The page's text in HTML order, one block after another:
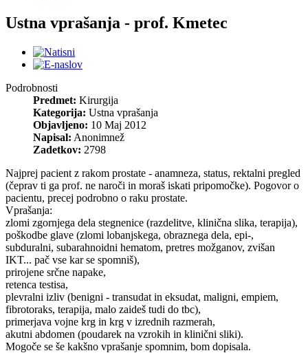
Ustna vprašanja - prof. Kmetec
Podrobnosti
Predmet: Kirurgija
Kategorija: Ustna vprašanja
Objavljeno: 10 Maj 2012
Napisal: Anonimnež
Zadetkov: 2798
Najprej pacient z rakom prostate - anamneza, status, rektalni pregled
(čeprav ti ga prof. ne naroči in moraš iskati pripomočke). Pogovor o
pacientu, precej podrobno o raku prostate.
Vprašanja:
zlomi zgornjega dela stegnenice (razdelitve, klinična slika, terapija),
poškodbe glave (zlomi lobanjskega, obraznega dela, epi-,
subduralni, subarahnoidni hematom, pretres možganov, zvišan
IKT... pač vse kar se spomniš),
prirojene srčne napake,
retenca testisa,
plevralni izliv (benigni - transudat in eksudat, maligni, empiem,
fibrotoraks, terapija, malo zaideš tudi do tbc),
primerjava vojne krg in krg v izrednih razmerah,
akutni abdomen (poudarek na vzrokih in klinični sliki).
Mogoče se še kakšno vprašanje spomnim, bom dopisala.